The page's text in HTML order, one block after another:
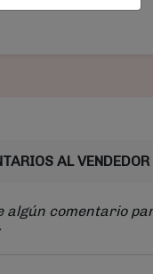
AL VENDEDOR
algún comentario